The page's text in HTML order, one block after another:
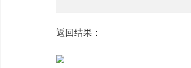
返回结果：